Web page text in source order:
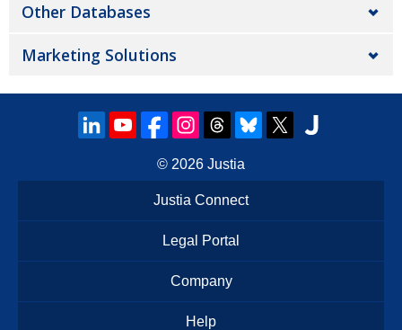
Other Databases
Marketing Solutions
© 2026 Justia
Justia Connect
Legal Portal
Company
Help